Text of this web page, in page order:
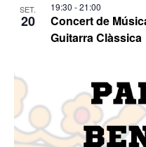
SET.
20
Concert de
Guitarra Clàssica
19:30 -21:00